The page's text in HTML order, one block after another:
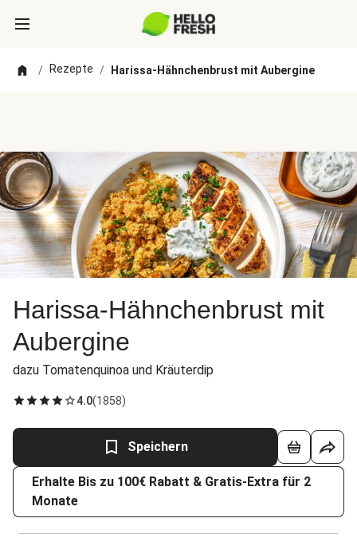
/ Rezepte / Harissa-Hähnchenbrust mit Aubergine
Harissa-Hähnchenbrust mit
Aubergine
dazu Tomatenquinoa und Kräuterdip
4.0(1858)
Speichern
Erhalte Bis zu 100€ Rabatt & Gratis-Extra für 2
Monate